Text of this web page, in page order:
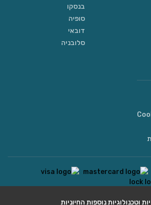
וטכנולוגיות נוספות החיוניות
בנסקו
סופיה
דובאי
סלובניה